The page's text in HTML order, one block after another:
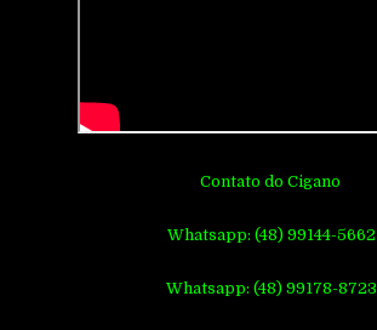
Contato do Cigano
Whatsapp: (48) 99144-5662
Whatsapp: (48) 99178-8723